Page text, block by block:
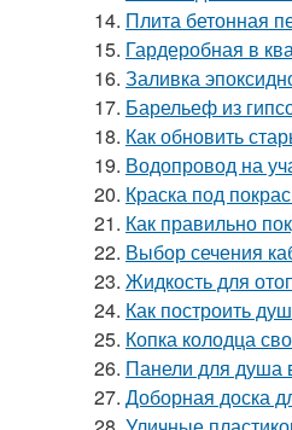
14. Плита бетонная
15. Гардеробная в
16. Заливка
17. Барельеф из
18. Как обновить
19. Водопровод на
20. Краска под
21. Как правильно
22. Выбор сечения
23. Жидкость для
24. Как построить
25. Копка колодца
26. Панели для душа
27. Доборная доска